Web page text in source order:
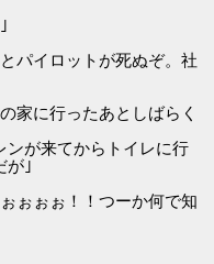
パイロットが死ぬぞ。社
家に行ったあとしばらく
ンが来てからトイレに行
が｣
ぉぉぉ！！つーか何で知